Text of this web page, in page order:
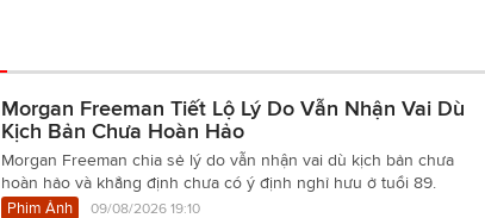
Morgan Freeman Tiết Lộ Lý Do Vẫn Nhận Vai Dù
Kịch Bản Chưa Hoàn Hảo
Morgan Freeman chia sẻ lý do vẫn nhận vai dù kịch bản chưa
hoàn hảo và khẳng định chưa có ý định nghỉ hưu ở tuổi 89.
Phim Ảnh
09/08/2026 19:10